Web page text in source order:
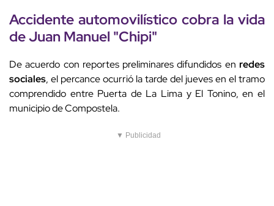
Accidente automovilístico cobra la vida
deJuan Manuel "Chipi"
De acuerdo con reportes preliminares difundidos en redes
sociales, el percance ocurrió la tarde del jueves en el tramo
comprendido entre Puerta de La Lima y El Tonino, en el
municipio de Compostela.
▼ Publicidad